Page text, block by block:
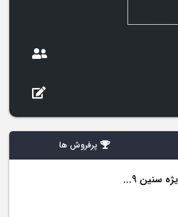
پرفروش ها